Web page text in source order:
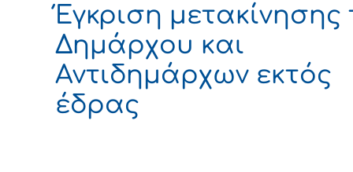
Έγκριση μετακίνησης
Δημάρχου και
Αντιδημάρχων εκτός
έδρας